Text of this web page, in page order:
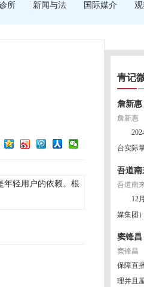
所 新闻与法 国际媒介
轻用户的依赖。根
青记
詹新惠
詹新惠
2024
台实际
吾道南
吾道南
12月
媒集团
窦锋昌
窦锋昌
保障直
理并且